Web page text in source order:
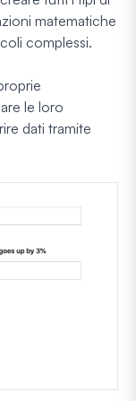
matematiche
complessi.
le loro
dati tramite